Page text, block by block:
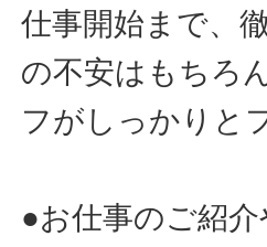
仕事開始まで、
の不安はもちろ
フがしっかりと
●お仕事のご紹